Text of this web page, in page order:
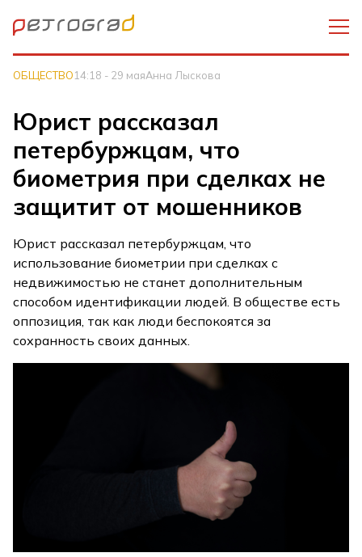
ОБЩЕСТВО14:18 - 29 маяАнна Лыскова
Юрист рассказал
петербуржцам, что
биометрия при сделках не
защитит от мошенников
Юрист рассказал петербуржцам, что
использование биометрии при сделках с
недвижимостью не станет дополнительным
способом идентификации людей. В обществе есть
оппозиция, так как люди беспокоятся за
сохранность своих данных.